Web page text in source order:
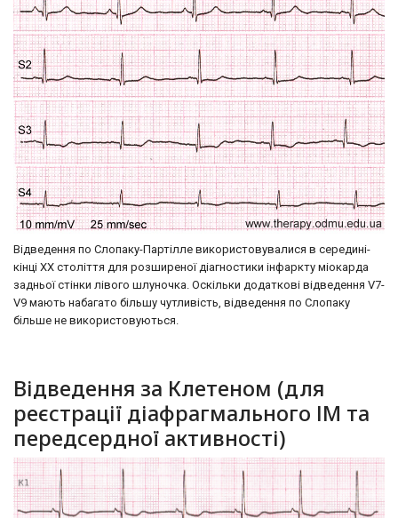
Відведення по Слопаку-Партілле використовувалися в середині-
кінці ХХ століття для розширеної діагностики інфаркту міокарда
задньої стінки лівого шлуночка. Оскільки додаткові відведення V7-
V9 мають набагато більшу чутливість, відведення по Слопаку
більше не використовуються.
Відведення за Клетеном (для
реєстрації діафрагмального ІМ та
передсердної активності)